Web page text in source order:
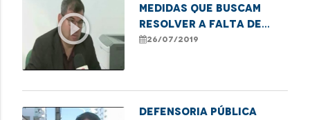
play_circle_outline
medidas que buscam
resolver a falta de
abrigos nos pontos de
26/07/2019
Defensoria Pública